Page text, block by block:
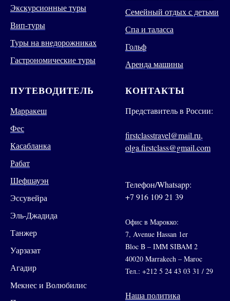
Экскурсионные туры
Вип-туры
Туры на внедорожниках
Гастрономические туры
Семейный отдых с детьми
Спа и таласса
Гольф
Аренда машины
ПУТЕВОДИТЕЛЬ
Марракеш
Фес
Касабланка
Рабат
Шефшауэн
Эссувейра
Эль-Джадида
Танжер
Уарзазат
Агадир
Мекнес и Волюбилис
КОНТАКТЫ
Представитель в России:
firstclasstravel@mail.ru,
olga.firstclass@gmail.com
Телефон/Whatsapp:
+7 916 109 21 39
Офис в Марокко:
7, Avenue Hassan 1er
Bloc B – IMM SIBAM 2
40020 Marrakech – Maroc
Тел.: +212 5 24 43 03 31 / 29
Наша политика